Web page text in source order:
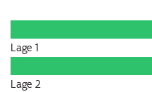
Lage 1
Lage 2